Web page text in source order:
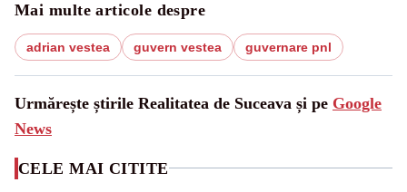
Mai multe articole despre
adrian vestea guvern vestea guvernare pnl
Urmărește știrile Realitatea de Suceava și pe Google
News
CELE MAI CITITE